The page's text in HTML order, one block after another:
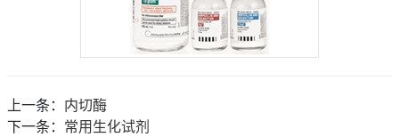
上一条： 内切酶
下一条： 常用生化试剂